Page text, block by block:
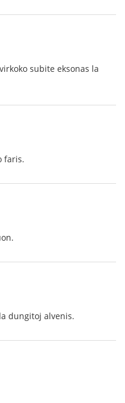
subite eksonas la
faris.
dungitoj alvenis.